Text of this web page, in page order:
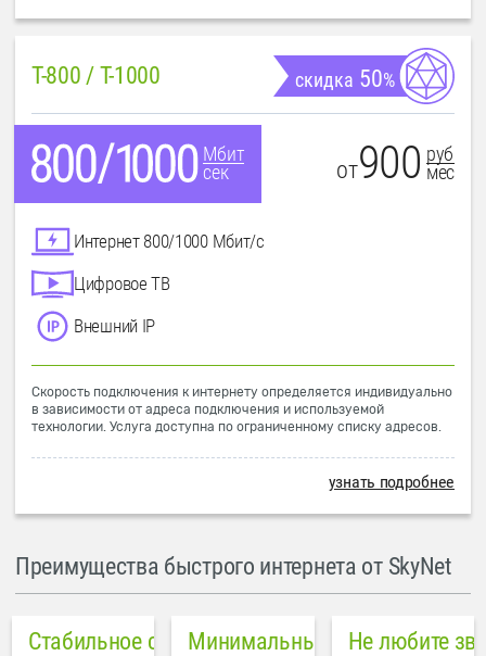
T-800 / T-1000 скидка 50%
Мбит
сек
от900 руб
мес
Интернет 800/1000 Мбит/с
Цифровое ТВ
Внешний IP
Скорость подключения к интернету определяется индивидуально
в зависимости от адреса подключения и используемой
технологии. Услуга доступна по ограниченному списку адресов.
узнать подробнее
Преимущества быстрого интернета от SkyNet
Стабильное соединениеМинимальный пинг в городе
Не любите